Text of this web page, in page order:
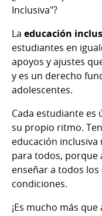
Inclusiva"?
La educación
estudiantes en
apoyos y ajustes
y es un derecho
adolescentes.
Cada estudiante es
su propio ritmo.
educación inclusiva
para todos, porque
enseñar a todos
condiciones.
¡Es mucho más